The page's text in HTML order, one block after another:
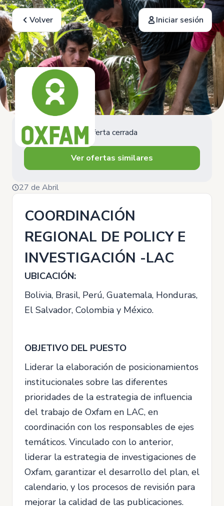
Volver Iniciar sesión
Oferta cerrada
Ver ofertas similares
27 de Abril
COORDINACIÓN
REGIONAL DE POLICY E
INVESTIGACIÓN -LAC
UBICACIÓN:
Bolivia, Brasil, Perú, Guatemala, Honduras,
El Salvador, Colombia y México.
OBJETIVO DEL PUESTO
Liderar la elaboración de posicionamientos
institucionales sobre las diferentes
prioridades de la estrategia de influencia
del trabajo de Oxfam en LAC, en
coordinación con los responsables de ejes
temáticos. Vinculado con lo anterior,
liderar la estrategia de investigaciones de
Oxfam, garantizar el desarrollo del plan, el
calendario, y los procesos de revisión para
mejorar la calidad de las publicaciones.